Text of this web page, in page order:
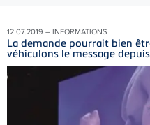
12.07.2019 – INFORMATIONS
La demande pourrait bien
véhiculons le message